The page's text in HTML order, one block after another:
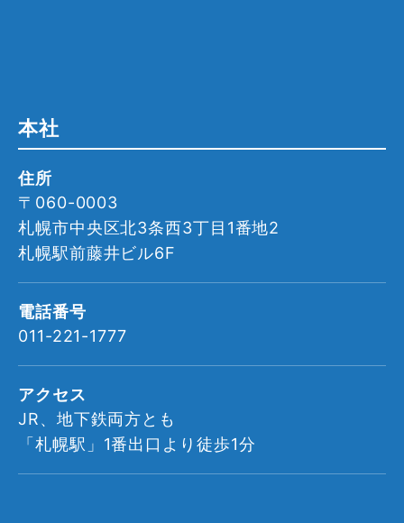
本社
住所
〒060-0003
札幌市中央区北3条西3丁目1番地2
札幌駅前藤井ビル6F
電話番号
011-221-1777
アクセス
JR、地下鉄両方とも
「札幌駅」1番出口より徒歩1分